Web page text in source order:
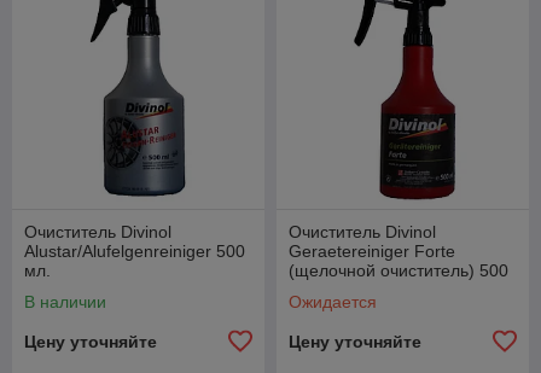
Очиститель Divinol
Alustar/Alufelgenreiniger 500
мл.
В наличии
Цену уточняйте
Очиститель Divinol
Geraetereiniger Forte
(щелочной очиститель) 500
Ожидается
Цену уточняйте